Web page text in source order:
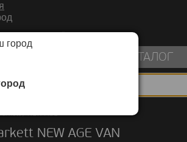
город
ПОКРЫТИЙ
КАТАЛОГ
/NEW AGE
NEW AGE VAN